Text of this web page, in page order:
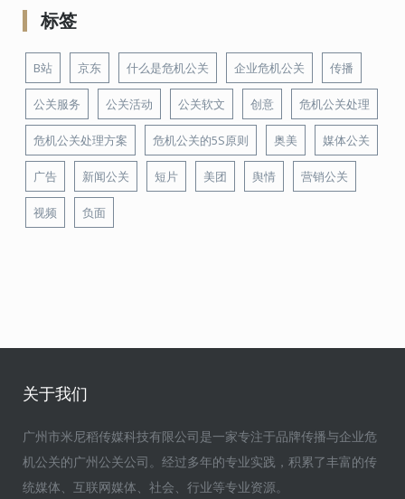
标签
B站 京东 什么是危机公关 企业危机公关 传播
公关服务 公关活动 公关软文 创意 危机公关处理
危机公关处理方案 危机公关的5S原则 奥美 媒体公关
广告 新闻公关 短片 美团 舆情 营销公关
视频 负面
关于我们
广州市米尼稻传媒科技有限公司是一家专注于品牌传播与企业危
机公关的广州公关公司。经过多年的专业实践，积累了丰富的传
统媒体、互联网媒体、社会、行业等专业资源。